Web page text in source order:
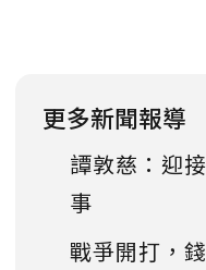
更多新聞報導
譚敦慈：迎
事
戰爭開打，